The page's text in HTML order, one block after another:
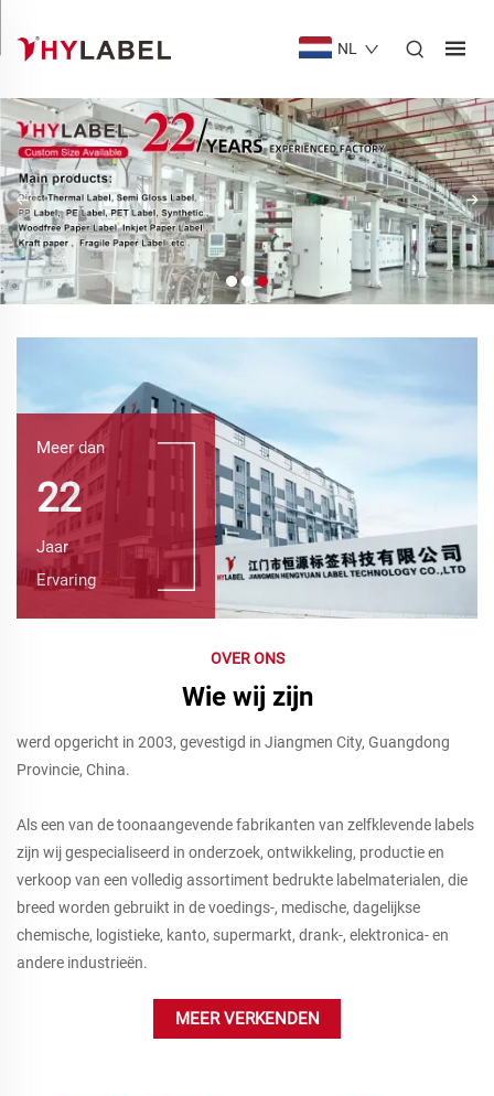
NL
Meer dan
22
Jaar
Ervaring
OVER ONS
Wie wij zijn
werd opgericht in 2003, gevestigd in Jiangmen City, Guangdong
Provincie, China.
Als een van de toonaangevende fabrikanten van zelfklevende labels
zijn wij gespecialiseerd in onderzoek, ontwikkeling, productie en
verkoop van een volledig assortiment bedrukte labelmaterialen, die
breed worden gebruikt in de voedings-, medische, dagelijkse
chemische, logistieke, kanto, supermarkt, drank-, elektronica- en
andere industrieën.
MEER VERKENDEN